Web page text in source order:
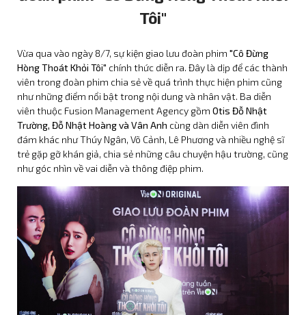
Tôi"
Vừa qua vào ngày 8/7, sự kiện giao lưu đoàn phim "Cô Đừng
Hòng Thoát Khỏi Tôi" chính thức diễn ra. Đây là dịp để các thành
viên trong đoàn phim chia sẻ về quá trình thực hiện phim cũng
như những điểm nổi bật trong nội dung và nhân vật. Ba diễn
viên thuộc Fusion Management Agency gồm Otis Đỗ Nhật
Trường, Đỗ Nhật Hoàng và Vân Anh cùng dàn diễn viên đình
đám khác như Thúy Ngân, Võ Cảnh, Lê Phương và nhiều nghệ sĩ
trẻ gặp gỡ khán giả, chia sẻ những câu chuyện hậu trường, cũng
như góc nhìn về vai diễn và thông điệp phim.